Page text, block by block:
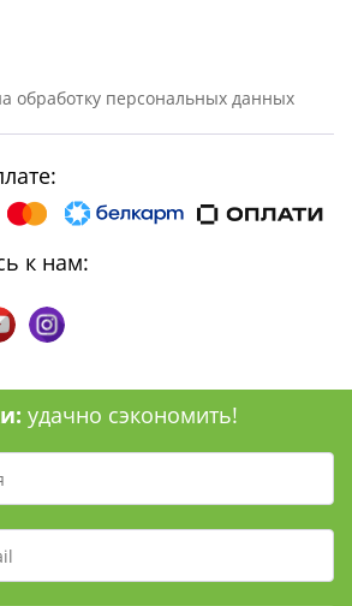
обработку персональных данных
к нам:
удачно сэкономить!